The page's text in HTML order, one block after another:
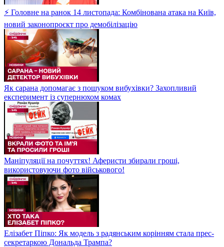
⚡ Головне на ранок 14 листопада: Комбінована атака на Київ,
новий законопроєкт про демобілізацію
Як сарана допомагає з пошуком вибухівки? Захопливий
експеримент із супернюхом комах
Маніпуляції на почуттях! Аферисти збирали гроші,
використовуючи фото військового!
Елізабет Піпко: Як модель з радянським корінням стала прес-
секретаркою Дональда Трампа?